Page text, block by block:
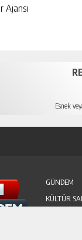
Ajansı
Esnek
GÜNDEM
KÜLTÜR